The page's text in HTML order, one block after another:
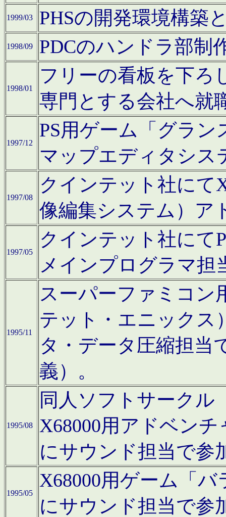
1999/03 PHSの開発環境構築
1998/09 PDCのハンドラ部制
1998/01
フリーの看板を下ろ
専門とする会社へ就
1997/12
PS用ゲーム「グラン
マップエディタシス
1997/08
クインテット社にて
像編集システム）ア
1997/05
クインテット社にて
メインプログラマ担
1995/11
スーパーファミコン
テット・エニックス
タ・データ圧縮担当
義）。
1995/08
同人ソフトサークル
X68000用アドベン
にサウンド担当で参
1995/05
X68000用ゲーム「
にサウンド担当で参